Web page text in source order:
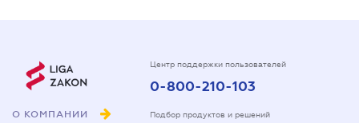
О КОМПАНИИ
Центр поддержки пользователей
0-800-210-103
Подбор продуктов и решений